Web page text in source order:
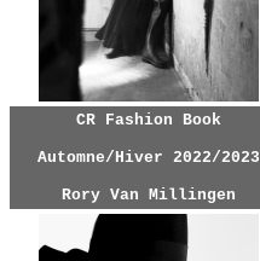
CR Fashion Book
Automne/Hiver 2022/2023
Rory Van Millingen